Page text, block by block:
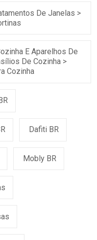
De Janelas >
E Aparelhos De
De Cozinha >
Cozinha
Dafiti BR
Mobly BR